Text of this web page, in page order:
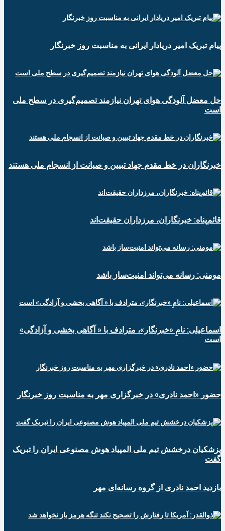
پیام تبریک امیر دریادار ایرانی به مناسبت روز خبرنگار
حل معضل آلودگی هوای تهران نیازمند تصمیم‌گیری در سطح ملی
است
خبرنگاران در خط مقدم جهاد تبیین و صیانت از انسجام ملی هستند
قائم‌پناه: ‏خبرنگاران، مرزداران حقیقت‌اند
مومنی: رسانه می‌تواند امنیت‌ساز باشد
اسماعیلی: نامِ «خبرنگار»، مترادف با « آگاهی بخشی و آزادگی»
است
حضور «احمد نادری» در خبرگزاری مهر به مناسبت روز خبرنگار
پزشکیان درخشش تیم ملی المپیاد هوش مصنوعی ایران را تبریک
گفت
بازدید احمد نادری از گروه رسانه‌ای مهر